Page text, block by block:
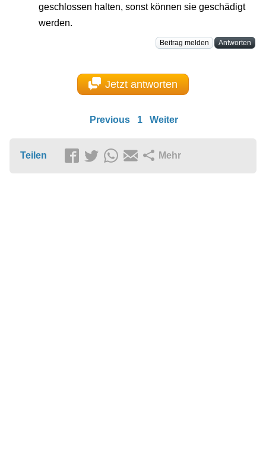
geschlossen halten, sonst können sie geschädigt
werden.
Beitrag melden Antworten
Jetzt antworten
Previous 1 Weiter
Teilen Mehr